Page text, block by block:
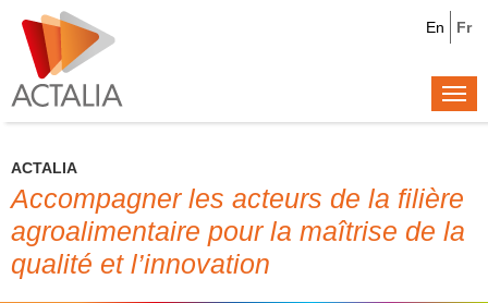
Fr
En
ACTALIA
Accompagner les acteurs de la filière
agroalimentaire pour la maîtrise de la
qualité et l’innovation